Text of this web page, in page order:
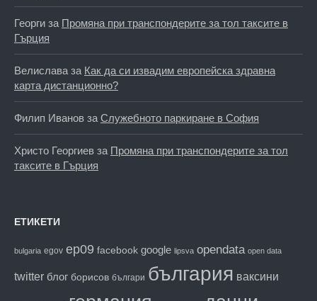
Георги за Промяна при транспондерите за тол таксите в
Гърция
Велислава за Как да си извадим европейска здравна
карта дистанционно?
Филип Иванов за Служебното паркиране в София
Христо Георгиев за Промяна при транспондерите за тол
таксите в Гърция
ЕТИКЕТИ
bulgaria egov ep09 facebook google lipsva opendata open data
twitter блог борисов българи българия ваксини